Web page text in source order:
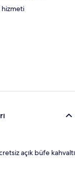
açık büfe kahvaltı